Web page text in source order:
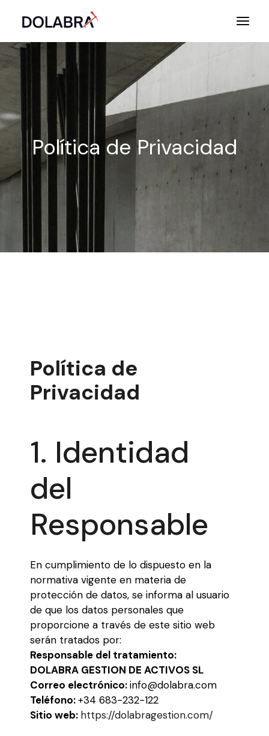
Política de Privacidad
Política de
Privacidad
1. Identidad
del
Responsable
En cumplimiento de lo dispuesto en la
normativa vigente en materia de
protección de datos, se informa al usuario
de que los datos personales que
proporcione a través de este sitio web
serán tratados por:
Responsable del tratamiento:
DOLABRA GESTION DE ACTIVOS SL
Correo electrónico:info@dolabra.com
Teléfono:+34 683-232-122
Sitio web: https://dolabragestion.com/